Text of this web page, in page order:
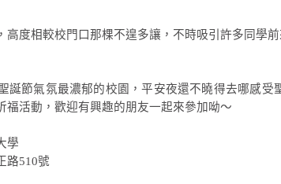
高度相較校門口那棵不遑多讓，不時吸引許多同學前
誕節氣氛最濃郁的校園，平安夜還不曉得去哪感受
福活動，歡迎有興趣的朋友一起來參加呦～
學
510號